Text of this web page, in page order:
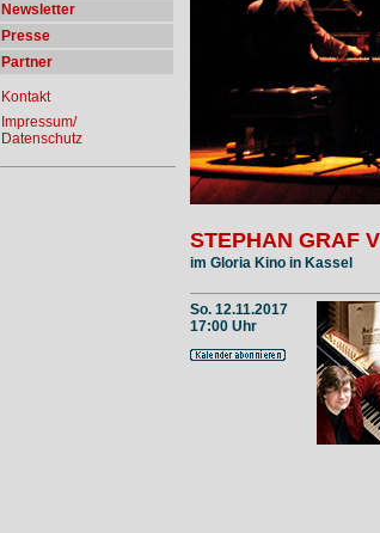
Newsletter
Presse
Partner
Kontakt
Impressum/
Datenschutz
STEPHAN GRAF
im Gloria Kino in Kassel
So. 12.11.2017
17:00 Uhr